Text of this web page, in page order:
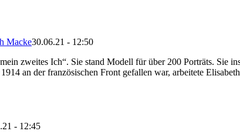
Macke30.06.21 - 12:50
zweites Ich“. Sie stand Modell für über 200 Porträts. Sie
an der französischen Front gefallen war, arbeitete
- 12:45